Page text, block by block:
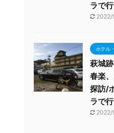
ラで
2022/
ホテル
萩城
春楽
探訪/
ラで
2022/